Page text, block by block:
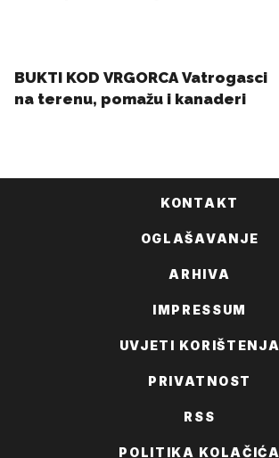
KONTAKT
OGLAŠAVANJE
ARHIVA
IMPRESSUM
UVJETI KORIŠTENJA
PRIVATNOST
RSS
POLITIKA KOLAČIĆA